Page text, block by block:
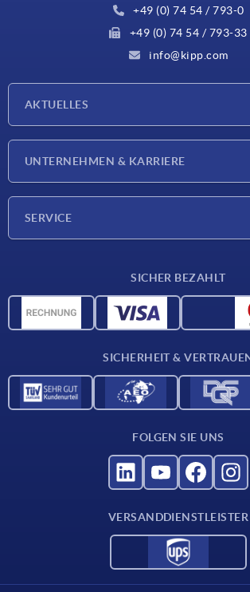
+49 (0) 74 54 / 793-0
+49 (0) 74 54 / 793-33
info@kipp.com
AKTUELLES
Presseberichte
UNTERNEHMEN & KARRIERE
SERVICE
Werkstoffübersicht
SICHER BEZAHLT
SICHERHEIT &
FOLGEN SIE UNS
VERSANDDIENSTLEISTER